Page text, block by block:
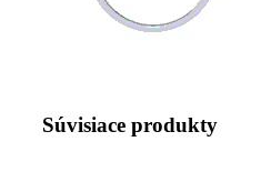
Súvisiace produkty